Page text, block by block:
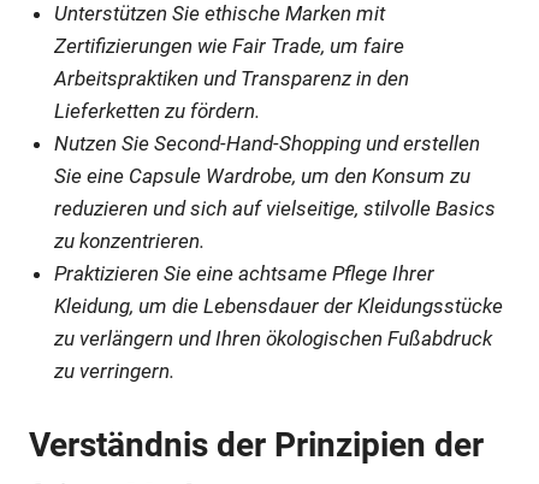
Unterstützen Sie ethische Marken mit
Zertifizierungen wie Fair Trade, um faire
Arbeitspraktiken und Transparenz in den
Lieferketten zu fördern.
Nutzen Sie Second-Hand-Shopping und erstellen
Sie eine Capsule Wardrobe, um den Konsum zu
reduzieren und sich auf vielseitige, stilvolle Basics
zu konzentrieren.
Praktizieren Sie eine achtsame Pflege Ihrer
Kleidung, um die Lebensdauer der Kleidungsstücke
zu verlängern und Ihren ökologischen Fußabdruck
zu verringern.
Verständnis der Prinzipien der